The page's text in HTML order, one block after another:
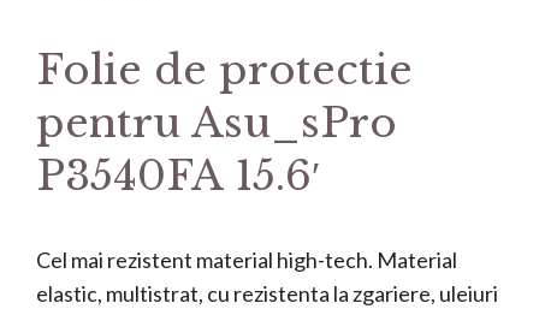
Folie de protectie
pentru Asu_sPro
P3540FA 15.6′
Cel mai rezistent material high-tech. Material
elastic, multistrat, cu rezistenta la zgariere, uleiuri